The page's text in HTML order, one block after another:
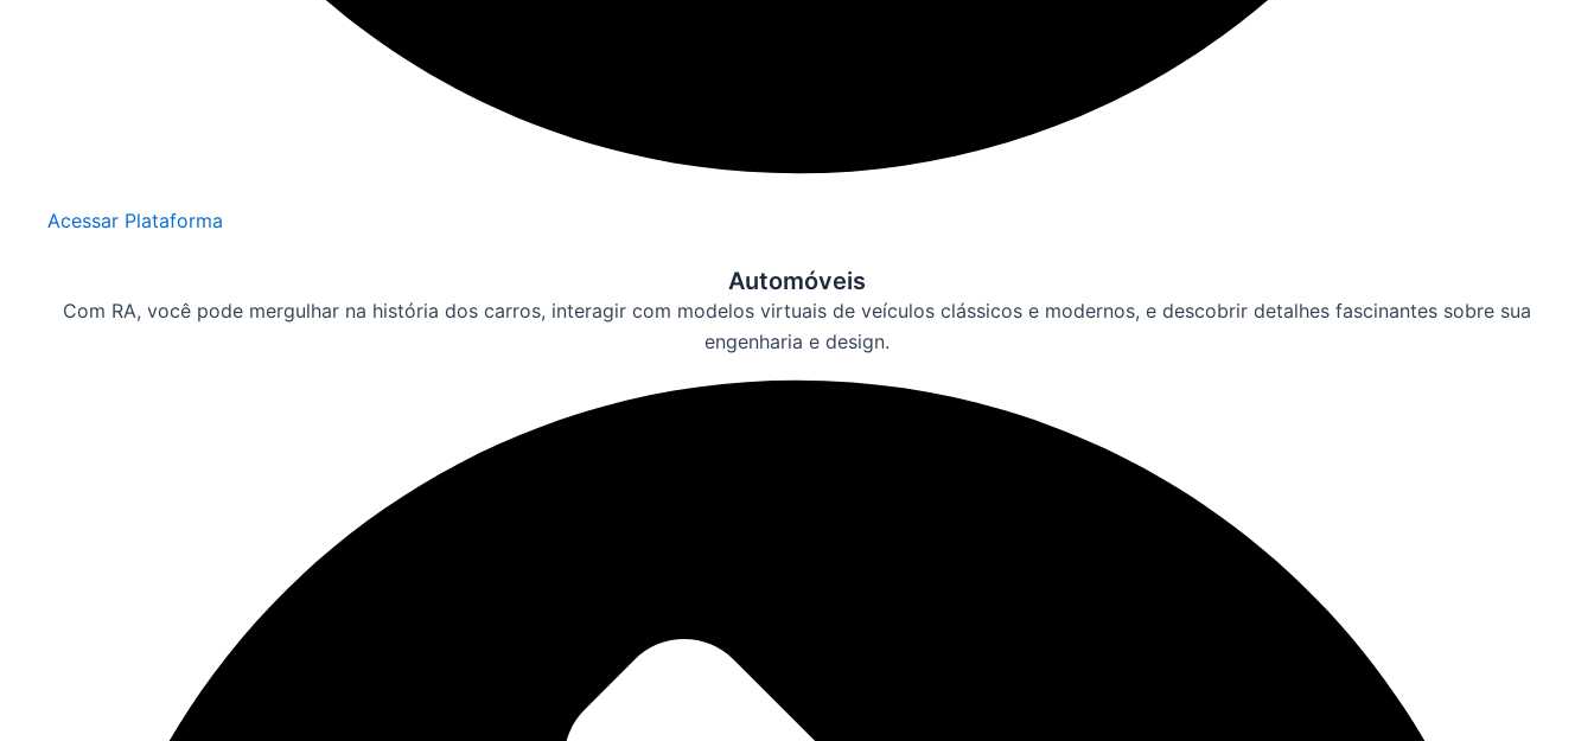
Acessar Plataforma
Automóveis
Com RA, você pode mergulhar na história dos carros, interagir com modelos virtuais de veículos clássicos e modernos, e descobrir detalhes fascinantes sobre sua
engenharia e design.